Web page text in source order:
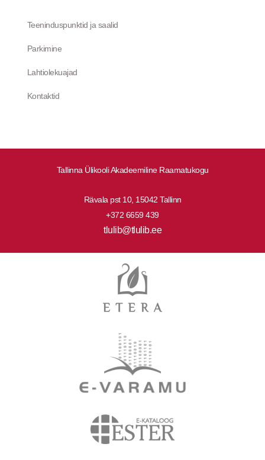
Tallinna Ülikooli Akadeemiline Raamatukogu
Rävala pst 10, 15042 Tallinn
+372 6659 439
tlulib@tlulib.ee
Teeninduspunktid ja saalid
Parkimine
Lahtiolekuajad
Kontaktid